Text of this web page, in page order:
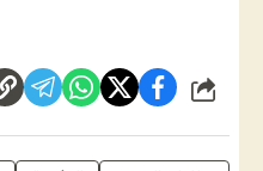
شارك